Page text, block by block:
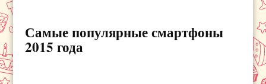
Самые популярные смартфоны
2015 года